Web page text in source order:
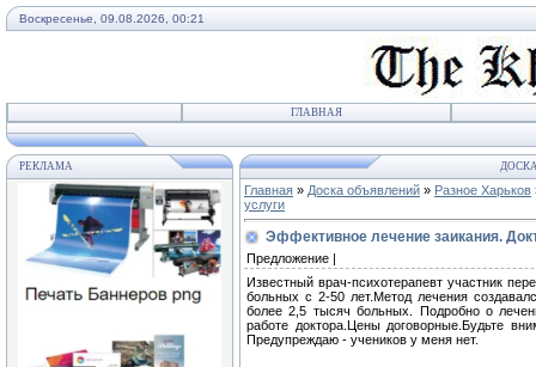
Воскресенье, 09.08.2026, 00:21
ГЛАВНАЯ
РЕКЛАМА
Главная » Доска объявлений » Разное Харьков
услуги
Эффективное лечение заикания.
Предложение |
Известный врач-психотерапевт участник
больных с 2-50 лет.Метод лечения
более 2,5 тысяч больных. Подробно о
работе доктора.Цены договорные.Будьте
Предупреждаю - учеников у меня нет.